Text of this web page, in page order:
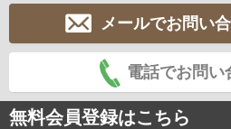
メールでお問い
電話でお問い
無料会員登録はこちら